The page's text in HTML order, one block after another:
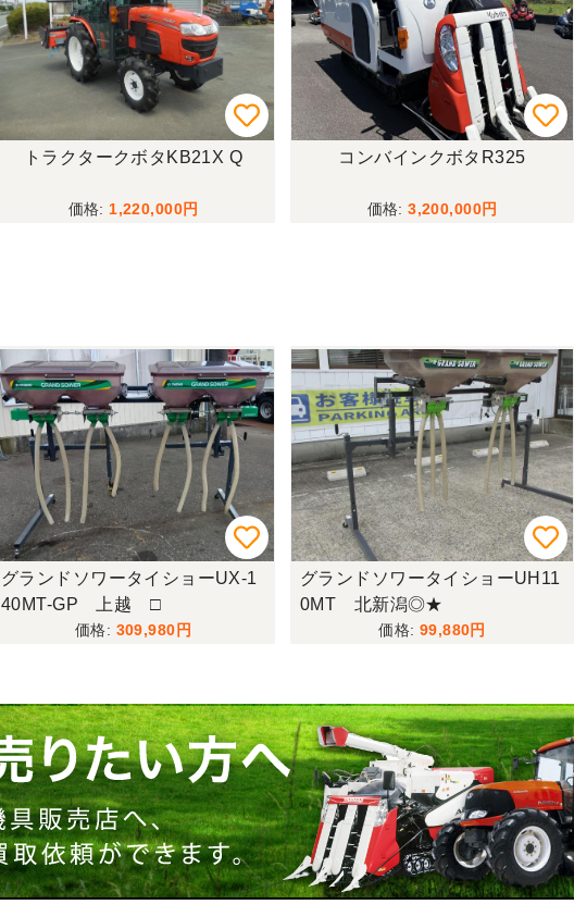
トラクタークボタKB21X Q
1,220,000
コンバインクボタR325
3,200,000
グランドソワータイショーUX-1
40MT-GP 上越 □
309,980
グランドソワータイショーUH11
0MT 北新潟◎★
99,880